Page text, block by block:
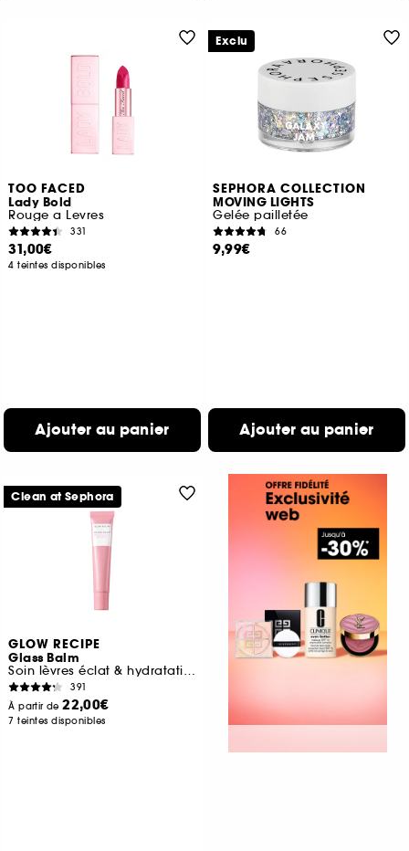
TOO FACED
Lady Bold
Rouge a Levres
331
31,00€
4 teintes disponibles
Ajouter au panier
SEPHORA COLLECTION
MOVING LIGHTS
Gelée pailletée
66
9,99€
Ajouter au panier
Exclu
GLOW RECIPE
Glass Balm
Soin lèvres éclat & hydratation
391
À partir de22,00€
7 teintes disponibles
Clean at Sephora